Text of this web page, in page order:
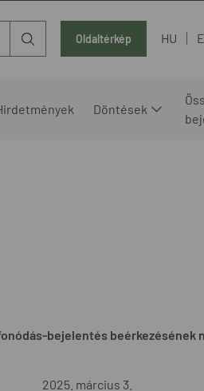
Oldaltérkép HU
Döntések
bejelentés beérkezésének
2025. március 3.